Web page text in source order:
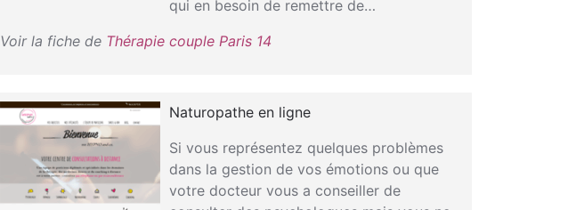
qui en besoin de remettre de…
Voir la fiche de Thérapie couple Paris 14
Naturopathe en ligne
Si vous représentez quelques problèmes
dans la gestion de vos émotions ou que
votre docteur vous a conseiller de